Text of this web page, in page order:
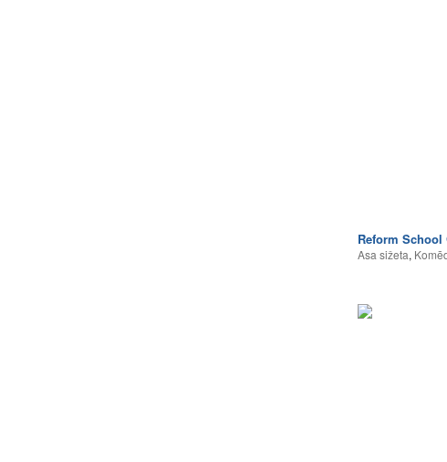
Reform School
Asa sižeta,